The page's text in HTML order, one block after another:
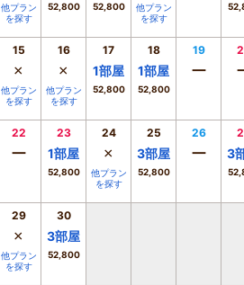
他プラン
を探す
52,800 52,800
他プラン
を探す
15
×
他プラン
を探す
16
×
他プラン
を探す
17
1部屋
52,800
18
1部屋
52,800
19
ー
22
ー
23
1部屋
52,800
24
×
他プラン
を探す
25
3部屋
52,800
26
ー 3
29
×
他プラン
を探す
30
3部屋
52,800